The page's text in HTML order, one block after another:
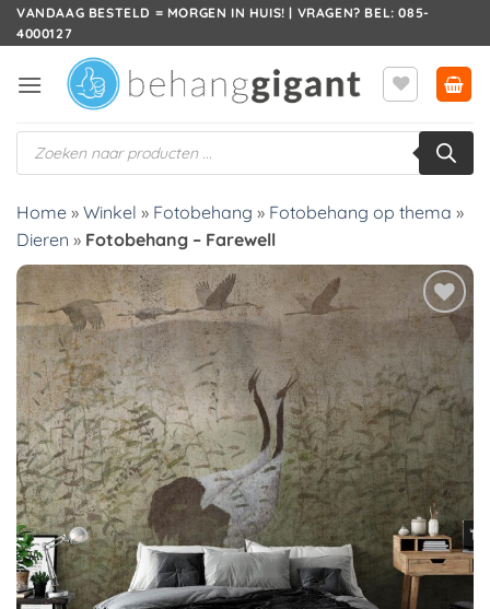
Ga
naar
VANDAAG BESTELD = MORGEN IN HUIS! | VRAGEN? BEL: 085-
4000127
Producten
zoeken
Home » Winkel » Fotobehang » Fotobehang op thema »
Dieren » Fotobehang – Farewell
Toevoegen
aan
verlanglijst